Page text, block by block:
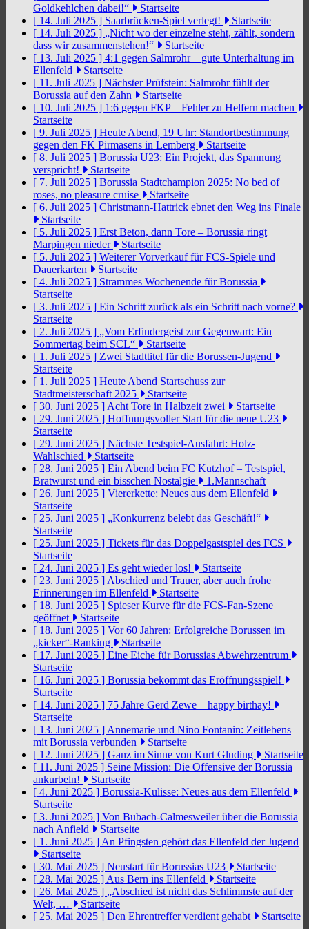
Goldkehlchen dabei!“
Startseite
[ 14. Juli 2025 ] Saarbrücken-Spiel verlegt!
Startseite
[ 14. Juli 2025 ] „Nicht wo der einzelne steht, zählt, sondern
dass wir zusammenstehen!“
Startseite
[ 13. Juli 2025 ] 4:1 gegen Salmrohr – gute Unterhaltung im
Ellenfeld
Startseite
[ 11. Juli 2025 ] Nächster Prüfstein: Salmrohr fühlt der
Borussia auf den Zahn
Startseite
[ 10. Juli 2025 ] 1:6 gegen FKP – Fehler zu Helfern machen
Startseite
[ 9. Juli 2025 ] Heute Abend, 19 Uhr: Standortbestimmung
gegen den FK Pirmasens in Lemberg
Startseite
[ 8. Juli 2025 ] Borussia U23: Ein Projekt, das Spannung
verspricht!
Startseite
[ 7. Juli 2025 ] Borussia Stadtchampion 2025: No bed of
roses, no pleasure cruise
Startseite
[ 6. Juli 2025 ] Christmann-Hattrick ebnet den Weg ins Finale
Startseite
[ 5. Juli 2025 ] Erst Beton, dann Tore – Borussia ringt
Marpingen nieder
Startseite
[ 5. Juli 2025 ] Weiterer Vorverkauf für FCS-Spiele und
Dauerkarten
Startseite
[ 4. Juli 2025 ] Strammes Wochenende für Borussia
Startseite
[ 3. Juli 2025 ] Ein Schritt zurück als ein Schritt nach vorne?
Startseite
[ 2. Juli 2025 ] „Vom Erfindergeist zur Gegenwart: Ein
Sommertag beim SCL“
Startseite
[ 1. Juli 2025 ] Zwei Stadttitel für die Borussen-Jugend
Startseite
[ 1. Juli 2025 ] Heute Abend Startschuss zur
Stadtmeisterschaft 2025
Startseite
[ 30. Juni 2025 ] Acht Tore in Halbzeit zwei
Startseite
[ 29. Juni 2025 ] Hoffnungsvoller Start für die neue U23
Startseite
[ 29. Juni 2025 ] Nächste Testspiel-Ausfahrt: Holz-
Wahlschied
Startseite
[ 28. Juni 2025 ] Ein Abend beim FC Kutzhof – Testspiel,
Bratwurst und ein bisschen Nostalgie
1.Mannschaft
[ 26. Juni 2025 ] Viererkette: Neues aus dem Ellenfeld
Startseite
[ 25. Juni 2025 ] „Konkurrenz belebt das Geschäft!“
Startseite
[ 25. Juni 2025 ] Tickets für das Doppelgastspiel des FCS
Startseite
[ 24. Juni 2025 ] Es geht wieder los!
Startseite
[ 23. Juni 2025 ] Abschied und Trauer, aber auch frohe
Erinnerungen im Ellenfeld
Startseite
[ 18. Juni 2025 ] Spieser Kurve für die FCS-Fan-Szene
geöffnet
Startseite
[ 18. Juni 2025 ] Vor 60 Jahren: Erfolgreiche Borussen im
„kicker“-Ranking
Startseite
[ 17. Juni 2025 ] Eine Eiche für Borussias Abwehrzentrum
Startseite
[ 16. Juni 2025 ] Borussia bekommt das Eröffnungsspiel!
Startseite
[ 14. Juni 2025 ] 75 Jahre Gerd Zewe – happy birthay!
Startseite
[ 13. Juni 2025 ] Annemarie und Nino Fontanin: Zeitlebens
mit Borussia verbunden
Startseite
[ 12. Juni 2025 ] Ganz im Sinne von Kurt Gluding
Startseite
[ 11. Juni 2025 ] Seine Mission: Die Offensive der Borussia
ankurbeln!
Startseite
[ 4. Juni 2025 ] Borussia-Kulisse: Neues aus dem Ellenfeld
Startseite
[ 3. Juni 2025 ] Von Bubach-Calmesweiler über die Borussia
nach Anfield
Startseite
[ 1. Juni 2025 ] An Pfingsten gehört das Ellenfeld der Jugend
Startseite
[ 30. Mai 2025 ] Neustart für Borussias U23
Startseite
[ 28. Mai 2025 ] Aus Bern ins Ellenfeld
Startseite
[ 26. Mai 2025 ] „Abschied ist nicht das Schlimmste auf der
Welt, …
Startseite
[ 25. Mai 2025 ] Den Ehrentreffer verdient gehabt
Startseite